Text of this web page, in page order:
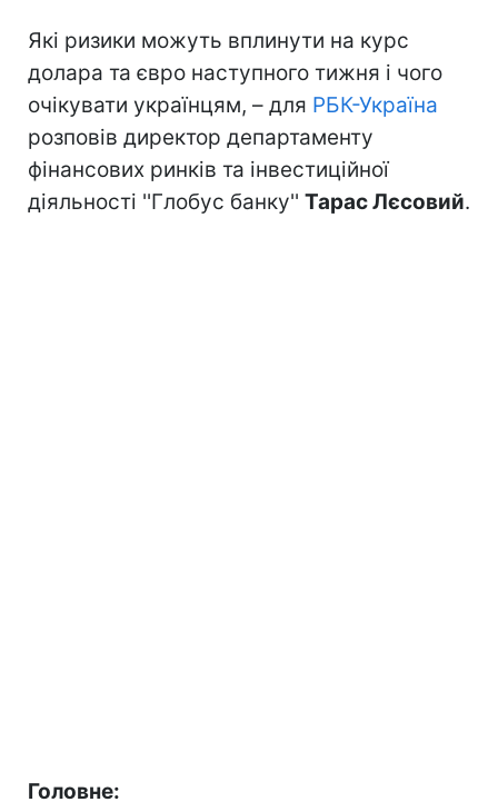
Які ризики можуть вплинути на курс
долара та євро наступного тижня і чого
очікувати українцям, – для РБК-Україна
розповів директор департаменту
фінансових ринків та інвестиційної
діяльності ''Глобус банку'' Тарас Лєсовий.
Головне: